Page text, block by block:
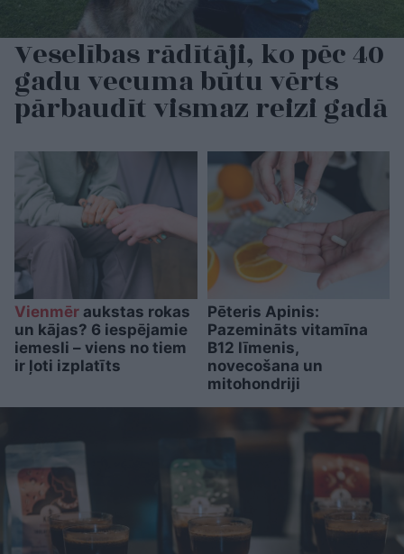
Veselības rādītāji, ko pēc 40
gadu vecuma būtu vērts
pārbaudīt vismaz reizi gadā
Vienmēr aukstas rokas
un kājas? 6 iespējamie
iemesli – viens no tiem
ir ļoti izplatīts
Pēteris Apinis:
Pazemināts vitamīna
B12 līmenis,
novecošana un
mitohondriji